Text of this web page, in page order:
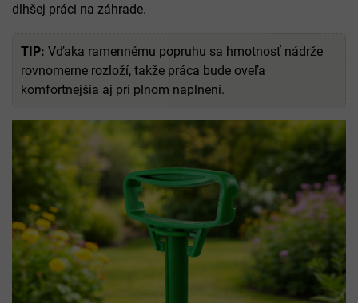
dlhšej práci na záhrade.
TIP: Vďaka ramennému popruhu sa hmotnosť nádrže
rovnomerne rozloží, takže práca bude oveľa
komfortnejšia aj pri plnom naplnení.